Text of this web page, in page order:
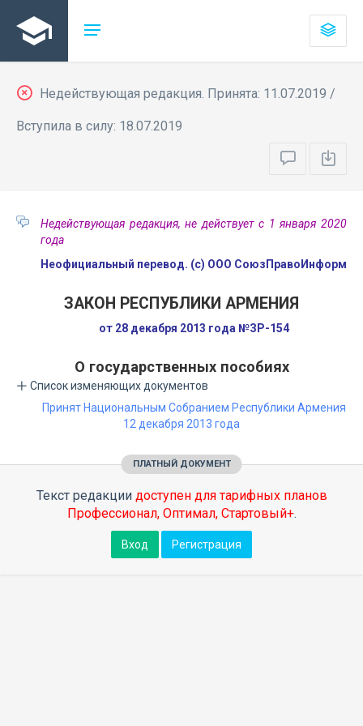
Недействующая редакция. Принята: 11.07.2019 /
Вступила в силу: 18.07.2019
Недействующая редакция, не действует с 1 января 2020
года
Неофициальный перевод. (с) ООО СоюзПравоИнформ
ЗАКОН РЕСПУБЛИКИ АРМЕНИЯ
от 28 декабря 2013 года №ЗР-154
О государственных пособиях
Список изменяющих документов
Принят Национальным Собранием Республики Армения
12 декабря 2013 года
ПЛАТНЫЙ ДОКУМЕНТ
Текст редакциидоступен для тарифных планов
Профессионал, Оптимал, Стартовый+.
Вход Регистрация